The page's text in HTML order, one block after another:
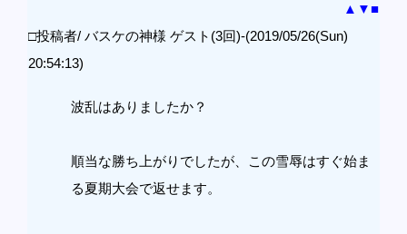
▲ ▼■
□投稿者/ バスケの神様 ゲスト(3回)-(2019/05/26(Sun)
20:54:13)
波乱はありましたか？
順当な勝ち上がりでしたが、この雪辱はすぐ始ま
る夏期大会で返せます。